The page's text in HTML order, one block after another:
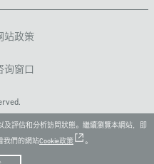
站政策
询窗口
及評估和分析訪問狀態。繼續瀏覽本網站，即
我們的網站Cookie政策 。